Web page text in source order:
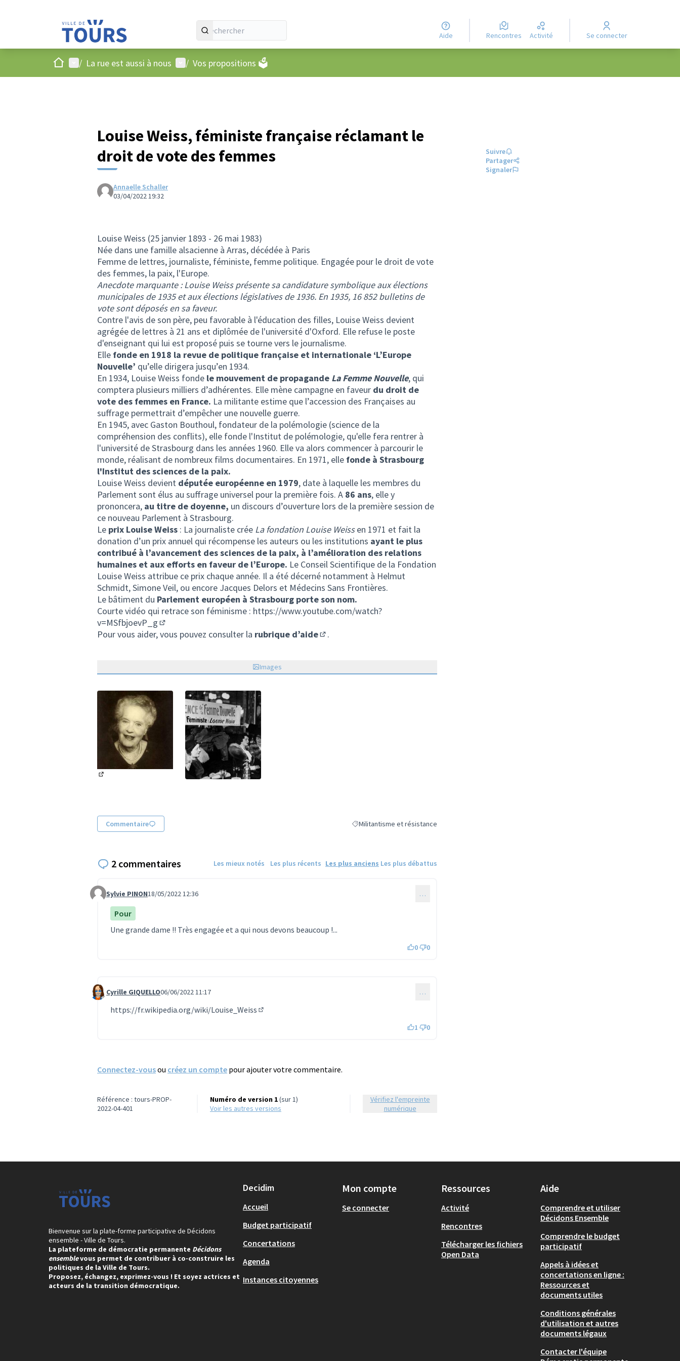
Aide Rencontres Activité Se connecter
AccueilMenu principal
/ La rue est aussi à nous Menu utilisateur
/ Vos propositions 🗳️
Louise Weiss, féministe française réclamant le
droit de vote des femmes
Annaelle Schaller
03/04/2022 19:32
Louise Weiss (25 janvier 1893 - 26 mai 1983)
Née dans une famille alsacienne à Arras, décédée à Paris
Femme de lettres, journaliste, féministe, femme politique. Engagée pour le droit de vote
des femmes, la paix, l'Europe.
Anecdote marquante : Louise Weiss présente sa candidature symbolique aux élections
municipales de 1935 et aux élections législatives de 1936. En 1935, 16 852 bulletins de
vote sont déposés en sa faveur.
Contre l'avis de son père, peu favorable à l'éducation des filles, Louise Weiss devient
agrégée de lettres à 21 ans et diplômée de l'université d'Oxford. Elle refuse le poste
d'enseignant qui lui est proposé puis se tourne vers le journalisme.
Elle fonde en 1918 la revue de politique française et internationale ‘L’Europe
Nouvelle’ qu’elle dirigera jusqu’en 1934.
En 1934, Louise Weiss fonde le mouvement de propagande La Femme Nouvelle, qui
comptera plusieurs milliers d’adhérentes. Elle mène campagne en faveur du droit de
vote des femmes en France. La militante estime que l’accession des Françaises au
suffrage permettrait d’empêcher une nouvelle guerre.
En 1945, avec Gaston Bouthoul, fondateur de la polémologie (science de la
compréhension des conflits), elle fonde l'Institut de polémologie, qu'elle fera rentrer à
l'université de Strasbourg dans les années 1960. Elle va alors commencer à parcourir le
monde, réalisant de nombreux films documentaires. En 1971, elle fonde à Strasbourg
l'Institut des sciences de la paix.
Louise Weiss devient députée européenne en 1979, date à laquelle les membres du
Parlement sont élus au suffrage universel pour la première fois. A 86 ans, elle y
prononcera, au titre de doyenne, un discours d’ouverture lors de la première session de
ce nouveau Parlement à Strasbourg.
Le prix Louise Weiss : La journaliste crée La fondation Louise Weissen 1971 et fait la
donation d’un prix annuel qui récompense les auteurs ou les institutions ayant le plus
contribué à l’avancement des sciences de la paix, à l’amélioration des relations
humaines et aux efforts en faveur de l’Europe. Le Conseil Scientifique de la Fondation
Louise Weiss attribue ce prix chaque année. Il a été décerné notamment à Helmut
Schmidt, Simone Veil, ou encore Jacques Delors et Médecins Sans Frontières.
Le bâtiment du Parlement européen à Strasbourg porte son nom.
Courte vidéo qui retrace son féminisme : https://www.youtube.com/watch?
v=MSfbjoevP_g
(Lien externe)
Pour vous aider, vous pouvez consulter la rubrique d’aide .
Images
Commentaire Filtrer les résultats de la catégorie : Militantisme et résistance
Militantisme et résistance
Suivre
Partager
Signaler
2 commentaires Les mieux notés Les plus récents Les plus anciens Les plus débattus
Commentaire 742
Sylvie PINON18/05/2022 12:36 …
Pour
Une grande dame !! Très engagée et a qui nous devons beaucoup !...
0 0
Commentaire 792
Cyrille GIQUELLO06/06/2022 11:17 …
https://fr.wikipedia.org/wiki/Louise_Weiss
1 0
Connectez-vousou créez un compte pour ajouter votre commentaire.
Référence : tours-PROP-
2022-04-401
Numéro de version 1(sur 1)
voir les autres versions
Vérifiez l'empreinte
numérique
Bienvenue sur la plate-forme participative de Décidons
ensemble - Ville de Tours.
La plateforme de démocratie permanente Décidons
ensemblevous permet de contribuer à co-construire les
politiques de la Ville de Tours.
Proposez, échangez, exprimez-vous ! Et soyez actrices et
acteurs de la transition démocratique.
Decidim
Accueil
Budget participatif
Concertations
Agenda
Instances citoyennes
Mon compte
Se connecter
Ressources
Activité
Rencontres
Télécharger les fichiers
Open Data
Aide
Comprendre et utiliser
Décidons Ensemble
Comprendre le budget
participatif
Appels à idées et
concertations en ligne :
Ressources et
documents utiles
Conditions générales
d'utilisation et autres
documents légaux
Contacter l'équipe